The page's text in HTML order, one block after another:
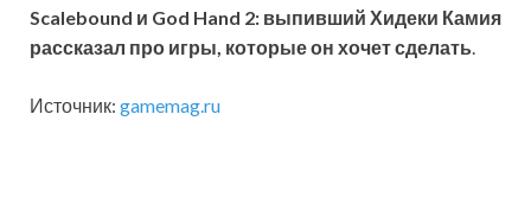
Scalebound и God Hand 2: выпивший Хидеки Камия
рассказал про игры, которые он хочет сделать
Источник: gamemag.ru